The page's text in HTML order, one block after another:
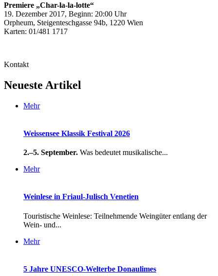
Premiere „Char-la-la-lotte“
19. Dezember 2017, Beginn: 20:00 Uhr
Orpheum, Steigenteschgasse 94b, 1220 Wien
Karten: 01/481 1717
Kontakt
Neueste Artikel
Mehr
Weissensee Klassik Festival 2026
2.–5. September. Was bedeutet musikalische...
Mehr
Weinlese in Friaul-Julisch Venetien
Touristische Weinlese: Teilnehmende Weingüter entlang der
Wein- und...
Mehr
5 Jahre UNESCO-Welterbe Donaulimes